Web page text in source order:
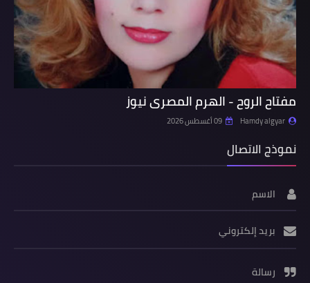
مفتاح الروح - الهرم المصرى نيوز
Hamdy algyar 09 أغسطس 2026
نموذج الاتصال
الاسم
بريد إلكتروني
رسالة